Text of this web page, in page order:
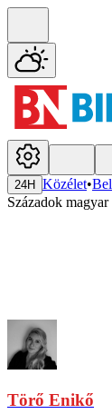
24H Közélet•
Századok
Törő Enikő